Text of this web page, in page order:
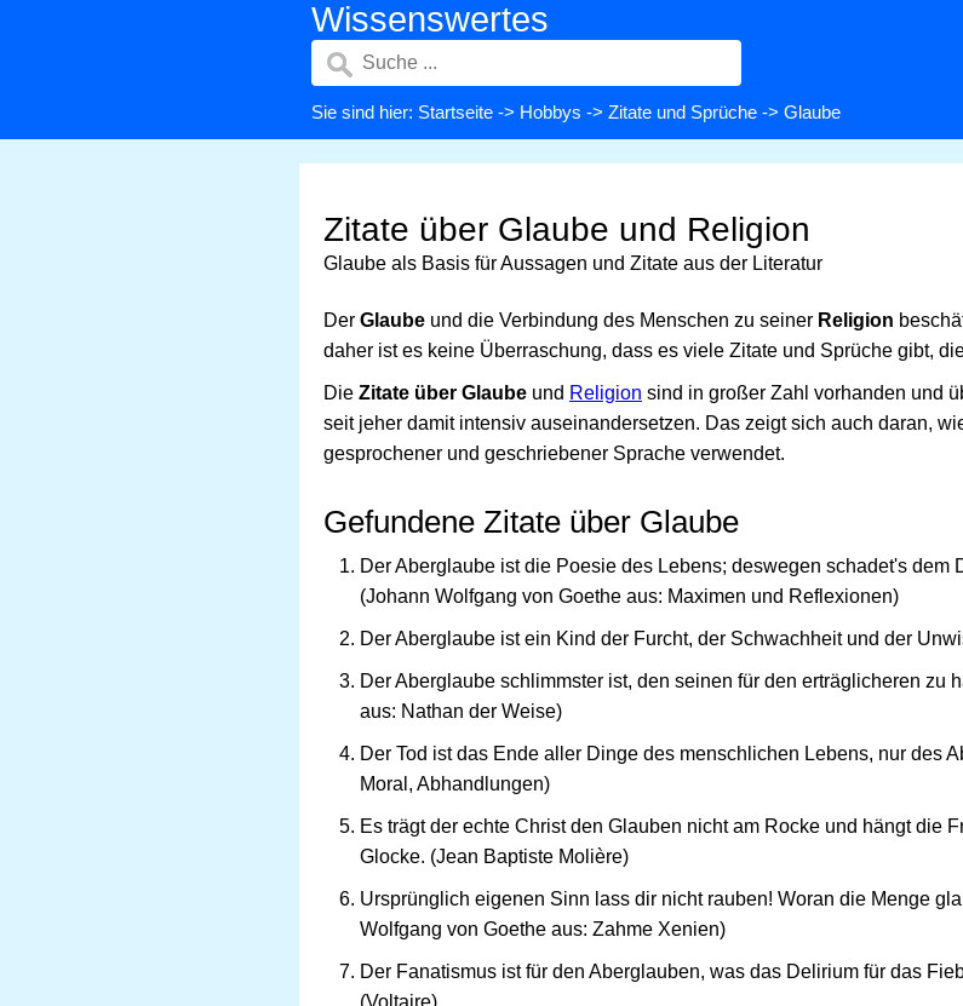
Wissenswertes
Sie sind hier: Startseite -> Hobbys -> Zitate und Sprüche -> Glaube
Zitate über Glaube und Religion
Glaube als Basis für Aussagen und Zitate aus der Literatur
Der Glaube und die Verbindung des Menschen zu seiner Religion
daher ist es keine Überraschung, dass es viele Zitate und Sprüche gibt,
Die Zitate über Glaube und Religion sind in großer Zahl vorhanden und
seit jeher damit intensiv auseinandersetzen. Das zeigt sich auch daran,
gesprochener und geschriebener Sprache verwendet.
Gefundene Zitate über Glaube
Der Aberglaube ist die Poesie des Lebens; deswegen schadet's dem
(Johann Wolfgang von Goethe aus: Maximen und Reflexionen)
Der Aberglaube ist ein Kind der Furcht, der Schwachheit und der
Der Aberglaube schlimmster ist, den seinen für den erträglicheren zu
aus: Nathan der Weise)
Der Tod ist das Ende aller Dinge des menschlichen Lebens, nur des
Moral, Abhandlungen)
Es trägt der echte Christ den Glauben nicht am Rocke und hängt die
Glocke. (Jean Baptiste Molière)
Ursprünglich eigenen Sinn lass dir nicht rauben! Woran die Menge
Wolfgang von Goethe aus: Zahme Xenien)
Der Fanatismus ist für den Aberglauben, was das Delirium für das
(Voltaire)